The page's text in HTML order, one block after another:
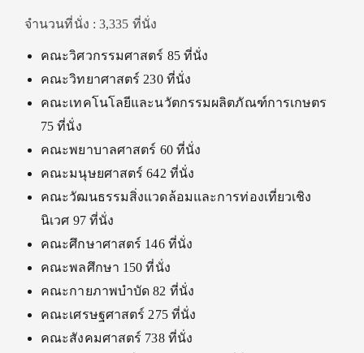
จำนวนที่นั่ง : 3,335 ที่นั่ง
คณะวิศวกรรมศาสตร์ 85 ที่นั่ง
คณะวิทยาศาสตร์ 230 ที่นั่ง
คณะเทคโนโลยีและนวัตกรรมผลิตภัณฑ์การเกษตร
75 ที่นั่ง
คณะพยาบาลศาสตร์ 60 ที่นั่ง
คณะมนุษยศาสตร์ 642 ที่นั่ง
คณะวัฒนธรรมสิ่งแวดล้อมและการท่องเที่ยวเชิง
นิเวศ 97 ที่นั่ง
คณะศึกษาศาสตร์ 146 ที่นั่ง
คณะพลศึกษา 150 ที่นั่ง
คณะกายภาพบำบัด 82 ที่นั่ง
คณะเศรษฐศาสตร์ 275 ที่นั่ง
คณะสังคมศาสตร์ 738 ที่นั่ง